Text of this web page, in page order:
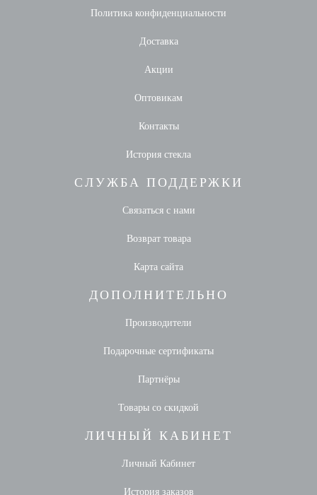
Политика конфиденциальности
Доставка
Акции
Оптовикам
Контакты
История стекла
СЛУЖБА ПОДДЕРЖКИ
Связаться с нами
Возврат товара
Карта сайта
ДОПОЛНИТЕЛЬНО
Производители
Подарочные сертификаты
Партнёры
Товары со скидкой
ЛИЧНЫЙ КАБИНЕТ
Личный Кабинет
История заказов